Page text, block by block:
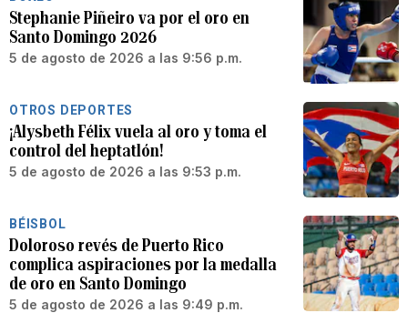
Stephanie Piñeiro va por el oro en
Santo Domingo 2026
5 de agosto de 2026 a las 9:56 p.m.
OTROS DEPORTES
¡Alysbeth Félix vuela al oro y toma el
control del heptatlón!
5 de agosto de 2026 a las 9:53 p.m.
BÉISBOL
Doloroso revés de Puerto Rico
complica aspiraciones por la medalla
de oro en Santo Domingo
5 de agosto de 2026 a las 9:49 p.m.